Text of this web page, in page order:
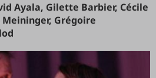
Ayala, Gilette Barbier, Cécile
Grégoire